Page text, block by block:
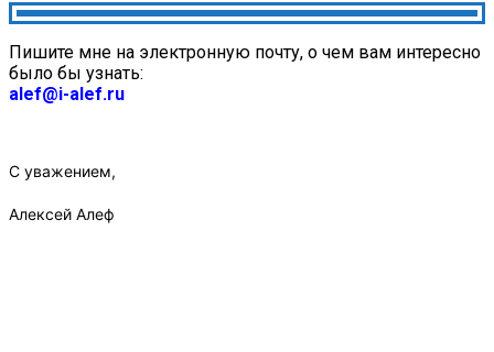
Пишите мне на электронную почту, о чем вам интересно
было бы узнать:
alef@i-alef.ru
С уважением,
Алексей Алеф